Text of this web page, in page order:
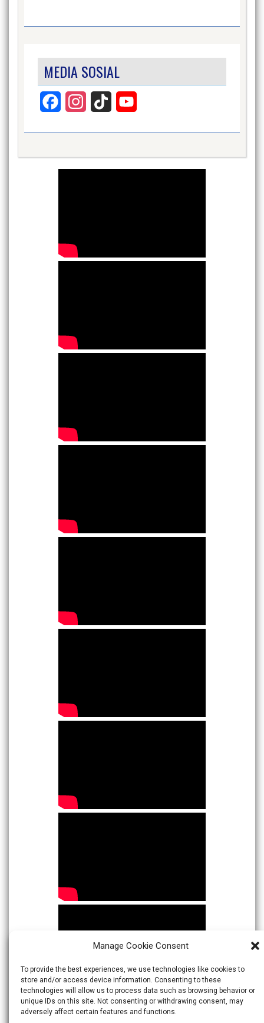
Manage Cookie Consent
To provide the best experiences, we use technologies like cookies to
store and/or access device information. Consenting to these
technologies will allow us to process data such as browsing behavior or
unique IDs on this site. Not consenting or withdrawing consent, may
adversely affect certain features and functions.
MEDIA SOSIAL
Facebook InstagramTikTok